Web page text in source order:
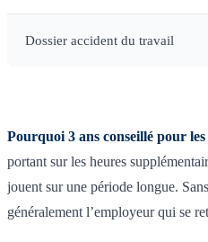
Dossier accident du travail
Pourquoi 3 ans conseillé pour
portant sur les heures
jouent sur une période longue.
généralement l’employeur qui se